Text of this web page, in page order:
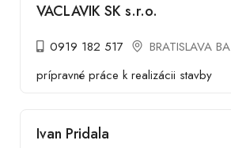
VACLAVIK SK s.r.o.
0919 182 517
BRATISLAVA BA
prípravné práce k realizácii stavby
Ivan Pridala